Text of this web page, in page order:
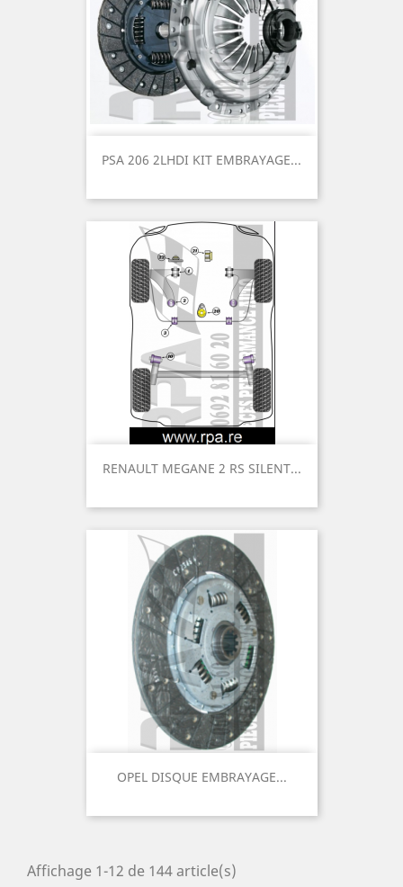
PSA 206 2LHDI KIT EMBRAYAGE...
RENAULT MEGANE 2 RS SILENT...
OPEL DISQUE EMBRAYAGE...
Affichage 1-12 de 144 article(s)